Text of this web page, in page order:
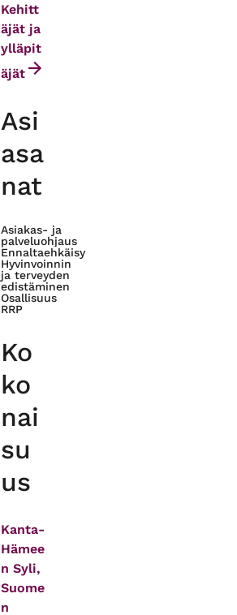
Kehitt
äjät ja
ylläpit
äjät
Asi
asa
nat
Asiakas- ja
palveluohjaus
Ennaltaehkäisy
Hyvinvoinnin
ja terveyden
edistäminen
Osallisuus
RRP
Ko
ko
nai
su
us
Kanta-
Hämee
n Syli,
Suome
n